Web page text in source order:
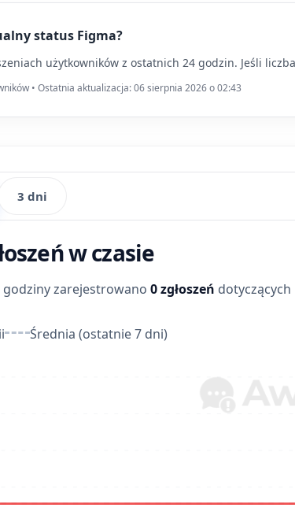
status Figma?
użytkowników z ostatnich 24 godzin. Jeśli
• Ostatnia aktualizacja: 06 sierpnia 2026 o 02:43
3 dni
w czasie
zarejestrowano 0 zgłoszeń dotyczących
Średnia (ostatnie 7 dni)